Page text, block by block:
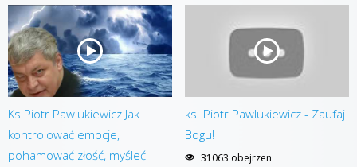
Ks Piotr Pawlukiewicz Jak
kontrolować emocje,
pohamować złość, myśleć
ks. Piotr Pawlukiewicz - Zaufaj
Bogu!
31063 obejrzen